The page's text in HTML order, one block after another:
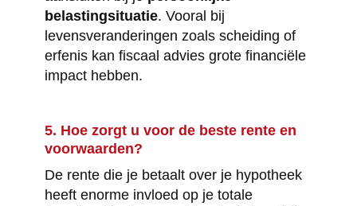
belastingsituatie. Vooral bij
levensveranderingen zoals scheiding of
erfenis kan fiscaal advies grote financiële
impact hebben.
5. Hoe zorgt u voor de beste rente en
voorwaarden?
De rente die je betaalt over je hypotheek
heeft enorme invloed op je totale